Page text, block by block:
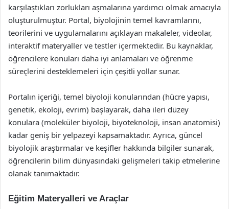
karşılaştıkları zorlukları aşmalarına yardımcı olmak amacıyla
oluşturulmuştur. Portal, biyolojinin temel kavramlarını,
teorilerini ve uygulamalarını açıklayan makaleler, videolar,
interaktif materyaller ve testler içermektedir. Bu kaynaklar,
öğrencilere konuları daha iyi anlamaları ve öğrenme
süreçlerini desteklemeleri için çeşitli yollar sunar.
Portalın içeriği, temel biyoloji konularından (hücre yapısı,
genetik, ekoloji, evrim) başlayarak, daha ileri düzey
konulara (moleküler biyoloji, biyoteknoloji, insan anatomisi)
kadar geniş bir yelpazeyi kapsamaktadır. Ayrıca, güncel
biyolojik araştırmalar ve keşifler hakkında bilgiler sunarak,
öğrencilerin bilim dünyasındaki gelişmeleri takip etmelerine
olanak tanımaktadır.
Eğitim Materyalleri ve Araçlar